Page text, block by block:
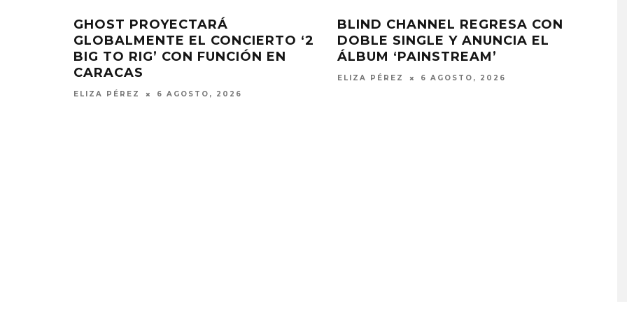
GHOST PROYECTARÁ
GLOBALMENTE EL CONCIERTO ‘2
BIG TO RIG’ CON FUNCIÓN EN
CARACAS
ELIZA PÉREZ 6 AGOSTO, 2026
BLIND CHANNEL REGRESA CON
DOBLE SINGLE Y ANUNCIA EL
ÁLBUM ‘PAINSTREAM’
ELIZA PÉREZ 6 AGOSTO, 2026